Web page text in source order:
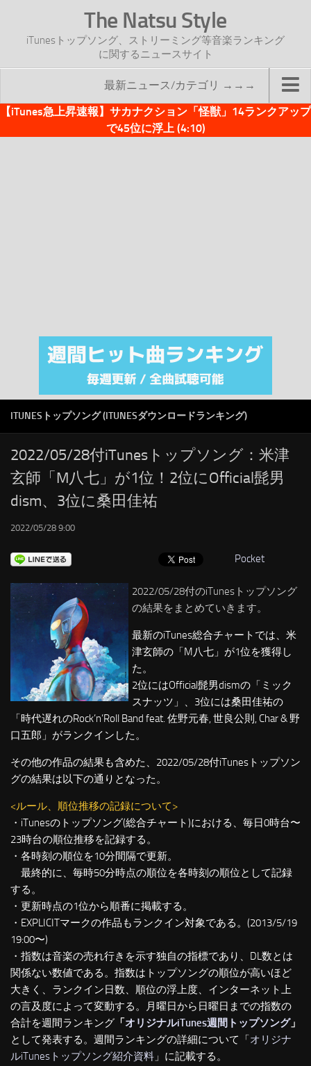
The Natsu Style
iTunesトップソング、ストリーミング等音楽ランキング
に関するニュースサイト
最新ニュース/カテゴリ →→→
TOP
注目カテゴリ
オリジナルiTunes週間トップソング
RSS
LINKS
【iTunes急上昇速報】サカナクション「怪獣」14ランクアップ
で45位に浮上 (4:10)
ITUNESトップソング (ITUNESダウンロードランキング)
2022/05/28付iTunesトップソング：米津
玄師「M八七」が1位！2位にOfficial髭男
dism、3位に桑田佳祐
2022/05/28 9:00
Pocket
2022/05/28付のiTunesトップソング
の結果をまとめていきます。
最新のiTunes総合チャートでは、米
津玄師の「M八七」が1位を獲得し
た。
2位にはOfficial髭男dismの「ミック
スナッツ」、3位には桑田佳祐の
「時代遅れのRock’n’Roll Band feat. 佐野元春, 世良公則, Char & 野
口五郎」がランクインした。
その他の作品の結果も含めた、2022/05/28付iTunesトップソン
グの結果は以下の通りとなった。
<ルール、順位推移の記録について>
・iTunesのトップソング(総合チャート)における、毎日0時台〜
23時台の順位推移を記録する。
・各時刻の順位を10分間隔で更新。
最終的に、毎時50分時点の順位を各時刻の順位として記録
する。
・更新時点の1位から順番に掲載する。
・EXPLICITマークの作品もランクイン対象である。(2013/5/19
19:00〜)
・指数は音楽の売れ行きを示す独自の指標であり、DL数とは
関係ない数値である。指数はトップソングの順位が高いほど
大きく、ランクイン日数、順位の浮上度、インターネット上
の言及度によって変動する。月曜日から日曜日までの指数の
合計を週間ランキング 「オリジナルiTunes週間トップソング」
として発表する。週間ランキングの詳細について「オリジナ
ルiTunesトップソング紹介資料 」に記載する。